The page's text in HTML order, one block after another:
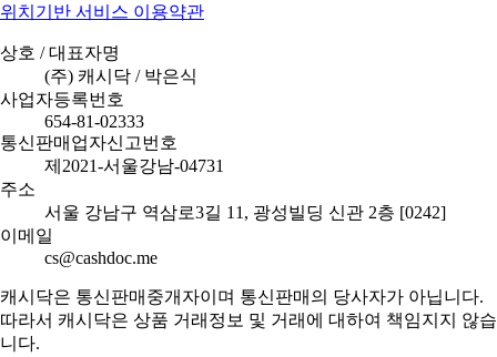
위치기반 서비스 이용약관
상호 / 대표자명
(주) 캐시닥 / 박은식
사업자등록번호
654-81-02333
통신판매업자신고번호
제2021-서울강남-04731
주소
서울 강남구 역삼로3길 11, 광성빌딩 신관 2층 [0242]
이메일
cs@cashdoc.me
캐시닥은 통신판매중개자이며 통신판매의 당사자가 아닙니다.
따라서 캐시닥은 상품 거래정보 및 거래에 대하여 책임지지 않습
니다.